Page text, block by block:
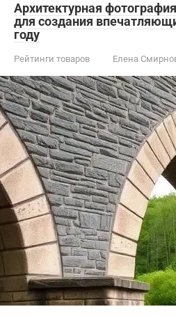
Архитектурная
для создания
году
Рейтинги товаров Елена